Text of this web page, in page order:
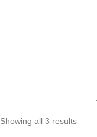
Showing all 3 results